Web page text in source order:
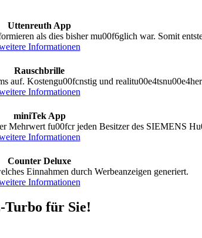
Uttenreuth App
als dies bisher mu00f6glich war. Somit
Informationen
Rauschbrille
auf. Kostengu00fcnstig und
Informationen
miniTek App
Mehrwert fu00fcr jeden Besitzer des SIEMENS
Informationen
Counter Deluxe
Einnahmen durch Werbeanzeigen generiert.
Informationen
Turbo für Sie!